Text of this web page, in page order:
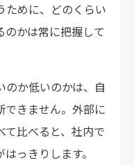
ために、どのくらい
のかは常に把握して
のか低いのかは、自
できません。外部に
て比べると、社内で
っきりします。